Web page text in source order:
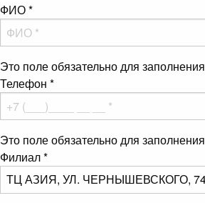
ФИО*
Это поле обязательно для заполнения
Телефон *
Это поле обязательно для заполнения
Филиал*